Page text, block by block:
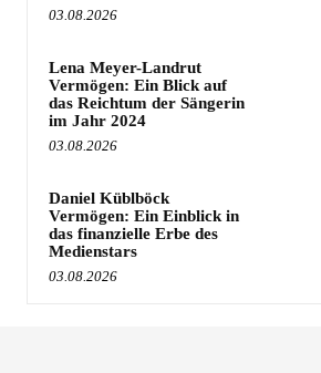
03.08.2026
Lena Meyer-Landrut
Vermögen: Ein Blick auf
das Reichtum der Sängerin
im Jahr 2024
03.08.2026
Daniel Küblböck
Vermögen: Ein Einblick in
das finanzielle Erbe des
Medienstars
03.08.2026